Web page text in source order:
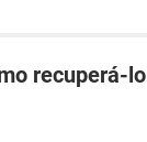
recuperá-lo